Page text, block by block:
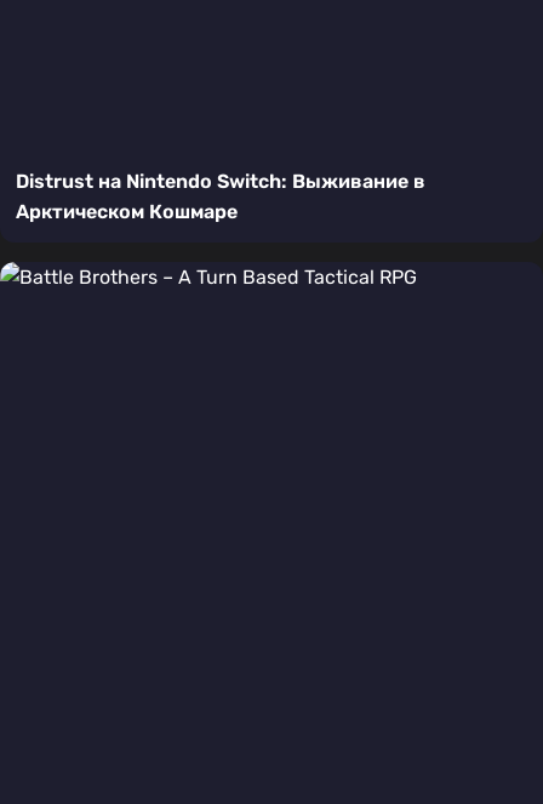
Distrust на Nintendo Switch: Выживание в
Арктическом Кошмаре